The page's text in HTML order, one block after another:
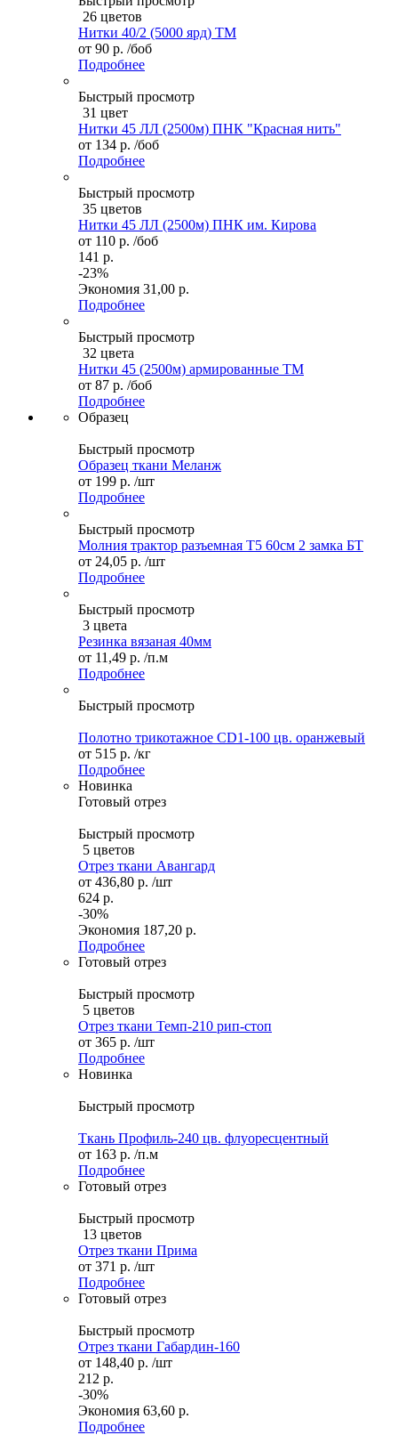
26 цветов
Нитки 40/2 (5000 ярд) ТМ
от 90 р. /боб
Подробнее
Быстрый просмотр
31 цвет
Нитки 45 ЛЛ (2500м) ПНК "Красная нить"
от 134 р. /боб
Подробнее
Быстрый просмотр
35 цветов
Нитки 45 ЛЛ (2500м) ПНК им. Кирова
от 110 р. /боб
141 р.
-23%
Экономия 31,00 р.
Подробнее
Быстрый просмотр
32 цвета
Нитки 45 (2500м) армированные ТМ
от 87 р. /боб
Подробнее
Образец
Быстрый просмотр
Образец ткани Меланж
от 199 р. /шт
Подробнее
Быстрый просмотр
Молния трактор разъемная Т5 60см 2 замка БТ
от 24,05 р. /шт
Подробнее
Быстрый просмотр
3 цвета
Резинка вязаная 40мм
от 11,49 р. /п.м
Подробнее
Быстрый просмотр
Полотно трикотажное CD1-100 цв. оранжевый
от 515 р. /кг
Подробнее
Новинка
Готовый отрез
Быстрый просмотр
5 цветов
Отрез ткани Авангард
от 436,80 р. /шт
624 р.
-30%
Экономия 187,20 р.
Подробнее
Готовый отрез
Быстрый просмотр
5 цветов
Отрез ткани Темп-210 рип-стоп
от 365 р. /шт
Подробнее
Новинка
Быстрый просмотр
Ткань Профиль-240 цв. флуоресцентный
от 163 р. /п.м
Подробнее
Готовый отрез
Быстрый просмотр
13 цветов
Отрез ткани Прима
от 371 р. /шт
Подробнее
Готовый отрез
Быстрый просмотр
Отрез ткани Габардин-160
от 148,40 р. /шт
212 р.
-30%
Экономия 63,60 р.
Подробнее